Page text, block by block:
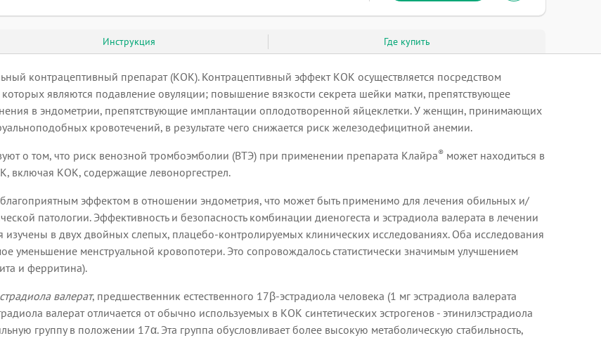
Инструкция Где купить
контрацептивный препарат (КОК). Контрацептивный эффект КОК осуществляется посредством
являются подавление овуляции; повышение вязкости секрета шейки матки, препятствующее
в эндометрии, препятствующие имплантации оплодотворенной яйцеклетки. У женщин, принимающих
кровотечений, в результате чего снижается риск железодефицитной анемии.
о том, что риск венозной тромбоэмболии (ВТЭ) при применении препарата Клайра®может находиться в
включая КОК, содержащие левоноргестрел.
эффектом в отношении эндометрия, что может быть применимо для лечения обильных и/
патологии. Эффективность и безопасность комбинации диеногеста и эстрадиола валерата в лечении
в двух двойных слепых, плацебо-контролируемых клинических исследованиях. Оба исследования
уменьшение менструальной кровопотери. Это сопровождалось статистически значимым улучшением
и ферритина).
валерат, предшественник естественного 17β-эстрадиола человека (1 мг эстрадиола валерата
валерат отличается от обычно используемых в КОК синтетических эстрогенов - этинилэстрадиола
группу в положении 17α. Эта группа обусловливает более высокую метаболическую стабильность,